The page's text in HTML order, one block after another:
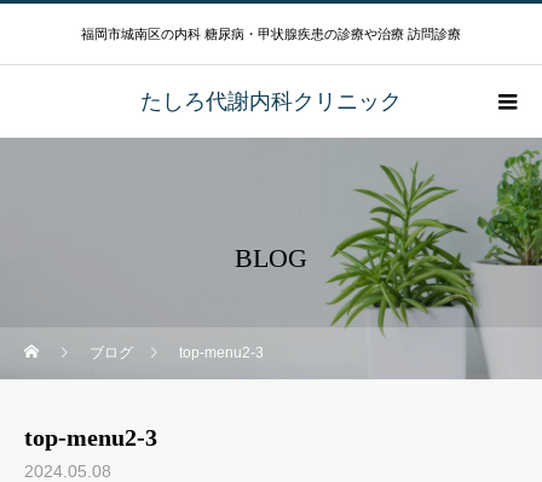
福岡市城南区の内科 糖尿病・甲状腺疾患の診療や治療 訪問診療
たしろ代謝内科クリニック
BLOG
ブログ top-menu2-3
top-menu2-3
2024.05.08